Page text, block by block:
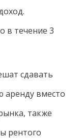
в течение 3
сдавать
аренду вместо
также
рентого